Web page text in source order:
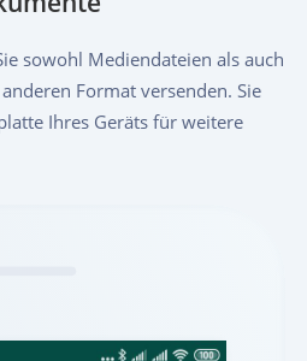
sowohl Mediendateien als auch
Format versenden. Sie
Ihres Geräts für weitere